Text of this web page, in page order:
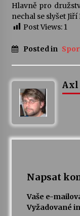
Za
Hlavně pro
nechal se slyšet Jiří
Post Views: 1
Posted in
Axl
Napsat
Vaše e-
Vyžadované